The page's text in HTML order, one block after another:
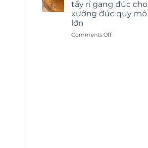
hay
dán
Lựa
tẩy rỉ gang đúc cho
xưởng đúc quy mô
lớn
Comments Offon